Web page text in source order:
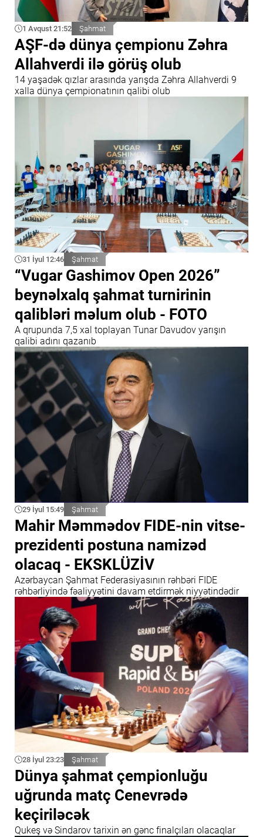
1 Avqust 21:52 Şahmat
AŞF-də dünya çempionu Zəhra
Allahverdi ilə görüş olub
14 yaşadək qızlar arasında yarışda Zəhra Allahverdi 9
xalla dünya çempionatının qalibi olub
31 İyul 12:46 Şahmat
“Vugar Gashimov Open 2026”
beynəlxalq şahmat turnirinin
qalibləri məlum olub - FOTO
A qrupunda 7,5 xal toplayan Tunar Davudov yarışın
qalibi adını qazanıb
29 İyul 15:49 Şahmat
Mahir Məmmədov FIDE-nin vitse-
prezidenti postuna namizəd
olacaq - EKSKLÜZİV
Azərbaycan Şahmat Federasiyasının rəhbəri FIDE
rəhbərliyində fəaliyyətini davam etdirmək niyyətindədir
28 İyul 23:23 Şahmat
Dünya şahmat çempionluğu
uğrunda matç Cenevrədə
keçiriləcək
Qukeş və Sindarov tarixin ən gənc finalçıları olacaqlar